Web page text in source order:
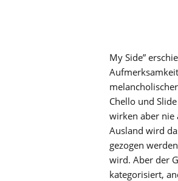
My Side”
Chello und
wirken aber nie
Ausland wird
gezogen
wird. Aber der
kategorisiert,